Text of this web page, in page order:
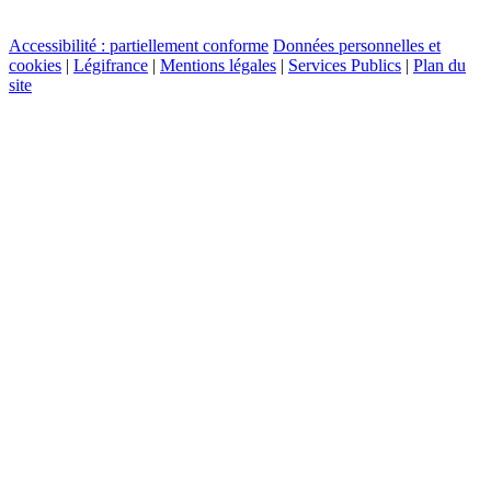
Accessibilité : partiellement conforme Données personnelles et
cookies | Légifrance | Mentions légales | Services Publics | Plan du
site